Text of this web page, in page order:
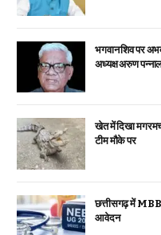
भगवान शिव पर
अध्यक्ष अरुण
खेत में दिखा
टीम मौके पर
छत्तीसगढ़ में
आवेदन